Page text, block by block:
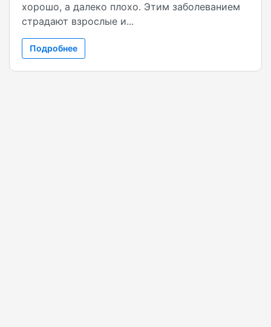
хорошо, а далеко плохо. Этим заболеванием
страдают взрослые и...
Подробнее